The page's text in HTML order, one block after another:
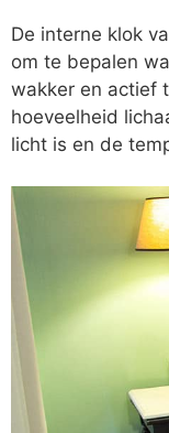
De interne klok
om te bepalen
wakker en actief
hoeveelheid
licht is en de